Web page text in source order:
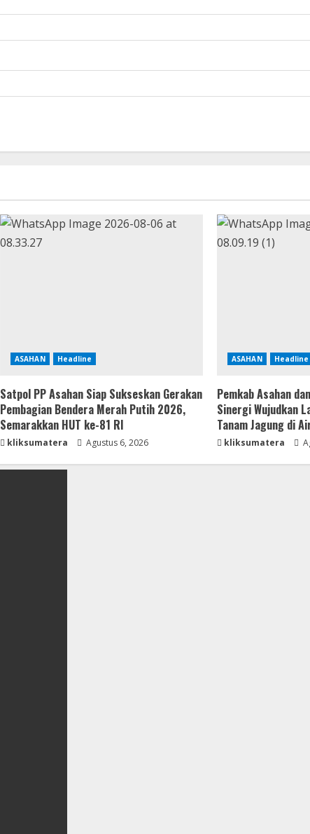
ASAHAN Headline
Satpol PP Asahan Siap Sukseskan Gerakan
Pembagian Bendera Merah Putih 2026,
Semarakkan HUT ke-81 RI
kliksumatera Agustus 6, 2026
ASAHAN Headline
Pemkab Asahan
Sinergi Wujudkan
Tanam Jagung di
kliksumatera